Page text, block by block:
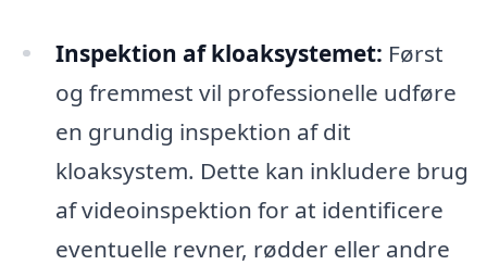
Inspektion af kloaksystemet: Først
og fremmest vil professionelle udføre
en grundig inspektion af dit
kloaksystem. Dette kan inkludere brug
af videoinspektion for at identificere
eventuelle revner, rødder eller andre